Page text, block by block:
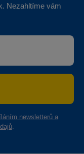
Nezahltíme vám
newsletterů a
.